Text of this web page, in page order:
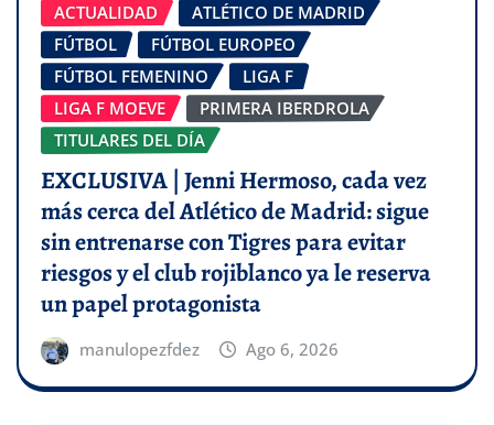
ACTUALIDAD
ATLÉTICO DE MADRID
FÚTBOL
FÚTBOL EUROPEO
FÚTBOL FEMENINO
LIGA F
LIGA F MOEVE
PRIMERA IBERDROLA
TITULARES DEL DÍA
EXCLUSIVA | Jenni Hermoso, cada vez
más cerca del Atlético de Madrid: sigue
sin entrenarse con Tigres para evitar
riesgos y el club rojiblanco ya le reserva
un papel protagonista
manulopezfdez Ago 6, 2026